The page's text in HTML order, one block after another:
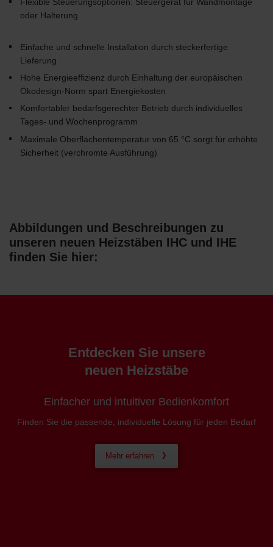
oder Halterung
Einfache und schnelle Installation durch steckerfertige
Lieferung
Hohe Energieeffizienz durch Einhaltung der europäischen
Ökodesign-Norm spart Energiekosten
Komfortabler bedarfsgerechter Betrieb durch individuelles
Tages- und Wochenprogramm
Maximale Oberflächentemperatur von 65 °C sorgt für erhöhte
Sicherheit (verchromte Ausführung)
Abbildungen und Beschreibungen zu
unseren neuen Heizstäben IHC und IHE
finden Sie hier:
Entdecken Sie unsere
neuen Heizstäbe
Einfacher und intuitiver Bedienkomfort
Finden Sie die passende, individuelle Lösung für jeden Bedarf
Mehr erfahren